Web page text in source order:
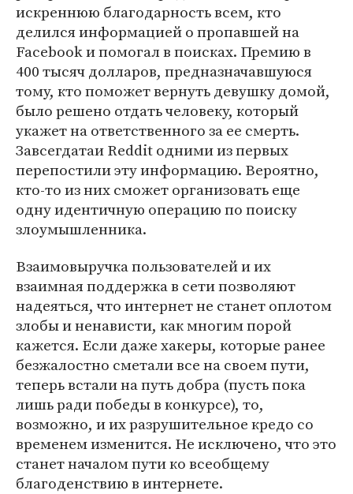
искреннюю благодарность всем, кто
делился информацией о пропавшей на
Facebook и помогал в поисках. Премию в
400 тысяч долларов, предназначавшуюся
тому, кто поможет вернуть девушку домой,
было решено отдать человеку, который
укажет на ответственного за ее смерть.
Завсегдатаи Reddit одними из первых
перепостили эту информацию. Вероятно,
кто-то из них сможет организовать еще
одну идентичную операцию по поиску
злоумышленника.
Взаимовыручка пользователей и их
взаимная поддержка в сети позволяют
надеяться, что интернет не станет оплотом
злобы и ненависти, как многим порой
кажется. Если даже хакеры, которые ранее
безжалостно сметали все на своем пути,
теперь встали на путь добра (пусть пока
лишь ради победы в конкурсе), то,
возможно, и их разрушительное кредо со
временем изменится. Не исключено, что это
станет началом пути ко всеобщему
благоденствию в интернете.